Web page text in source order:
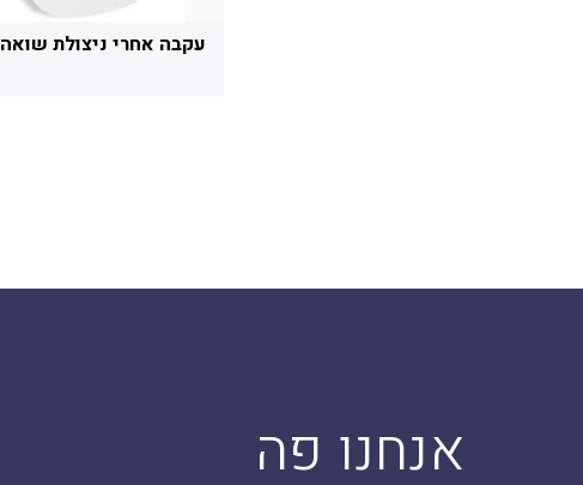
עקבה אחרי ניצולת שואה
אנחנו פה